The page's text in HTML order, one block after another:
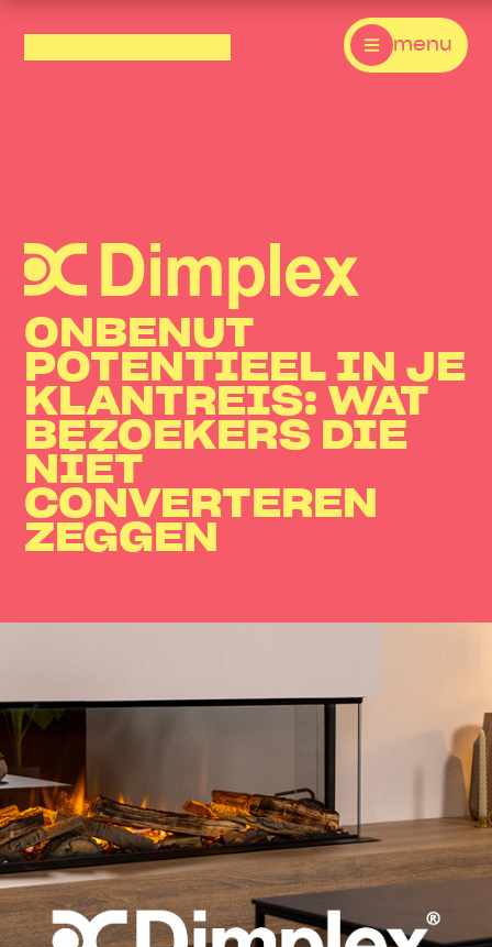
menu
ONBENUT
POTENTIEEL IN JE
KLANTREIS: WAT
BEZOEKERS DIE
NÍÉT
CONVERTEREN
ZEGGEN